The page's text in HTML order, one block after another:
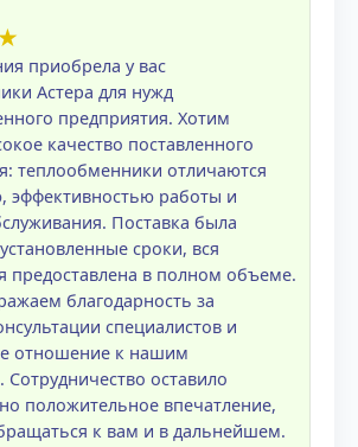
приобрела у вас
Астера для нужд
предприятия. Хотим
качество поставленного
теплообменники отличаются
эффективностью работы и
Поставка была
сроки, вся
предоставлена в полном объеме.
благодарность за
специалистов и
отношение к нашим
оставило
положительное впечатление,
к вам и в дальнейшем.